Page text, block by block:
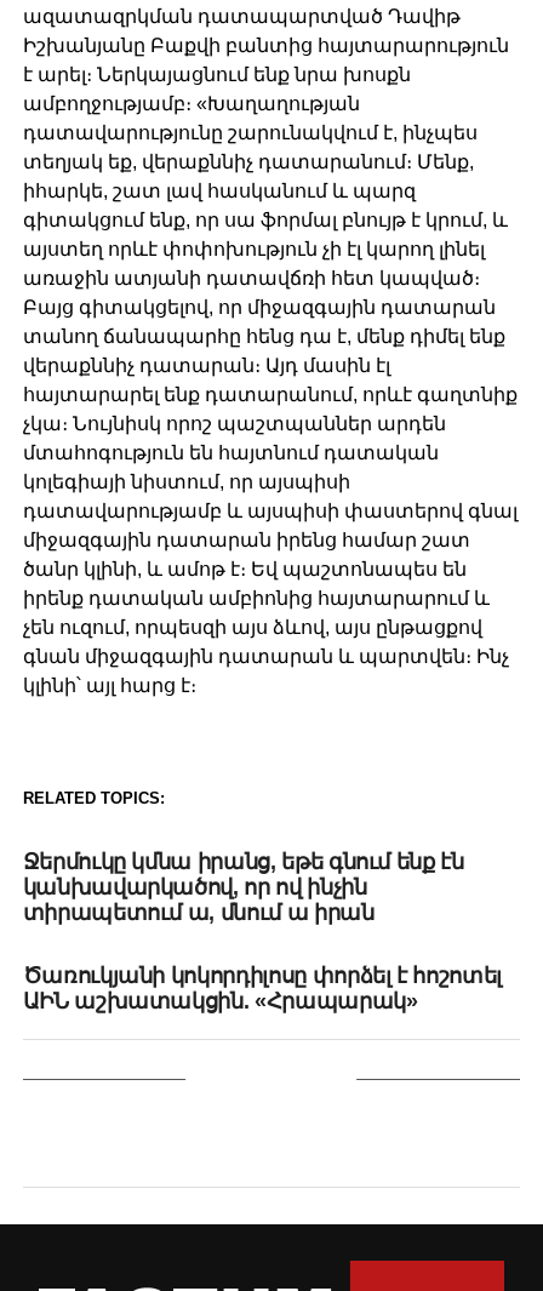
ազատազրկման դատապարտված Դավիթ
Իշխանյանը Բաքվի բանտից հայտարարություն
է արել։ Ներկայացնում ենք նրա խոսքն
ամբողջությամբ։ «Խաղաղության
դատավարությունը շարունակվում է, ինչպես
տեղյակ եք, վերաքննիչ դատարանում։ Մենք,
իհարկե, շատ լավ հասկանում և պարզ
գիտակցում ենք, որ սա ֆորմալ բնույթ է կրում, և
այստեղ որևէ փոփոխություն չի էլ կարող լինել
առաջին ատյանի դատավճռի հետ կապված։
Բայց գիտակցելով, որ միջազգային դատարան
տանող ճանապարհը հենց դա է, մենք դիմել ենք
վերաքննիչ դատարան։ Այդ մասին էլ
հայտարարել ենք դատարանում, որևէ գաղտնիք
չկա։ Նույնիսկ որոշ պաշտպաններ արդեն
մտահոգություն են հայտնում դատական
կոլեգիայի նիստում, որ այսպիսի
դատավարությամբ և այսպիսի փաստերով գնալ
միջազգային դատարան իրենց համար շատ
ծանր կլինի, և ամոթ է։ Եվ պաշտոնապես են
իրենք դատական ամբիոնից հայտարարում և
չեն ուզում, որպեսզի այս ձևով, այս ընթացքով
գնան միջազգային դատարան և պարտվեն։ Ինչ
կլինի՝ այլ հարց է։
RELATED TOPICS:
Ջերմուկը կմնա իրանց, եթե գնում ենք էն
կանխավարկածով, որ ով ինչին
տիրապետում ա, մնում ա իրան
Ծառուկյանի կոկորդիլոսը փորձել է հոշոտել
ԱԻՆ աշխատակցին. «Հրապարակ»